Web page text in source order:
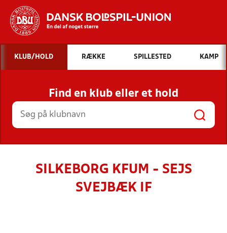
Hvad vil du søge efter?
INDHOLD OG NYHEDER
STILLINGER, RESULTATER, KLUBBER OG
HOLD
KLUB/HOLD RÆKKE SPILLESTED KAMP
Find en klub eller et hold
SILKEBORG KFUM - SEJS
SVEJBÆK IF